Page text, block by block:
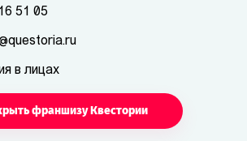
51 05
в лицах
франшизу Квестории